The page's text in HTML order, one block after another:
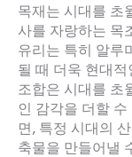
목재는 시대를 초
사를 자랑하는 목
유리는 특히 알루
될 때 더욱 현대
조합은 시대를 초
인 감각을 더할
면, 특정 시대의
축물을 만들어낼